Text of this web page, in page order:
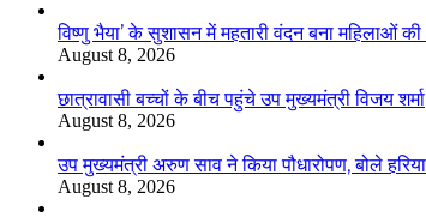
विष्णु भैया’ के सुशासन में महतारी वंदन बना महिलाओं की
August 8, 2026
छात्रावासी बच्चों के बीच पहुंचे उप मुख्यमंत्री विजय शर्मा
August 8, 2026
उप मुख्यमंत्री अरुण साव ने किया पौधारोपण, बोले
August 8, 2026